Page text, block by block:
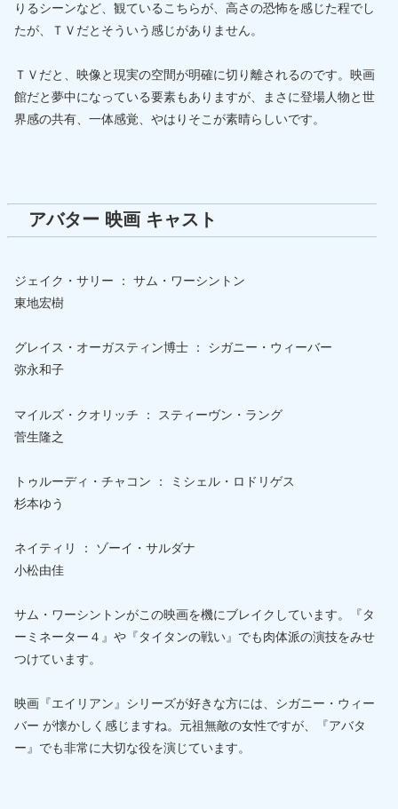
りるシーンなど、観ているこちらが、高さの恐怖を感じた程でし
たが、ＴＶだとそういう感じがありません。
ＴＶだと、映像と現実の空間が明確に切り離されるのです。映画
館だと夢中になっている要素もありますが、まさに登場人物と世
界感の共有、一体感覚、やはりそこが素晴らしいです。
アバター 映画 キャスト
ジェイク・サリー ： サム・ワーシントン
東地宏樹
グレイス・オーガスティン博士 ： シガニー・ウィーバー
弥永和子
マイルズ・クオリッチ ： スティーヴン・ラング
菅生隆之
トゥルーディ・チャコン ： ミシェル・ロドリゲス
杉本ゆう
ネイティリ ： ゾーイ・サルダナ
小松由佳
サム・ワーシントンがこの映画を機にブレイクしています。『タ
ーミネーター４』や『タイタンの戦い』でも肉体派の演技をみせ
つけています。
映画『エイリアン』シリーズが好きな方には、シガニー・ウィー
バー が懐かしく感じますね。元祖無敵の女性ですが、『アバタ
ー』でも非常に大切な役を演じています。